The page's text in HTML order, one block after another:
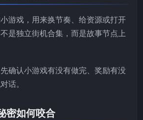
游戏，用来换节奏、给资源或打开
是独立街机合集，而是故事节点上
确认小游戏有没有做完、奖励有没
话。
密如何咬合